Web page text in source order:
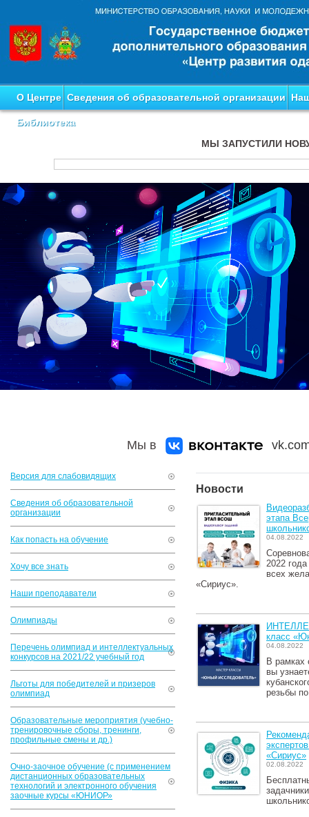
О Центре Сведения об образовательной организации
Библиотека
МЫ ЗАПУСТИЛИ
Мы в
Версия для слабовидящих
Сведения об образовательной
организации
Как попасть на обучение
Хочу все знать
Наши преподаватели
Олимпиады
Перечень олимпиад и интеллектуальных
конкурсов на 2021/22 учебный год
Льготы для победителей и призеров
олимпиад
Образовательные мероприятия (учебно-
тренировочные сборы, тренинги,
профильные смены и др.)
Очно-заочное обучение (с применением
дистанционных образовательных
технологий и электронного обучения
заочные курсы «ЮНИОР»
Новости
этапа
04.08.2022
2022
всех
«Сириус».
класс
04.08.2022
В рамках
вы
резьбы
«Сириус»
02.08.2022